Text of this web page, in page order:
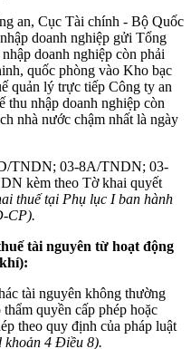
an, Cục Tài chính - Bộ Quốc
doanh nghiệp gửi Tổng
doanh nghiệp còn phải
quốc phòng vào Kho bạc
quản lý trực tiếp Công ty an
thu nhập doanh nghiệp còn
nhà nước chậm nhất là ngày
TNDN; 03-8A/TNDN; 03-
kèm theo Tờ khai quyết
thuế tại Phụ lục I ban hành
CP).
tài nguyên từ hoạt động
tài nguyên không thường
quyền cấp phép hoặc
theo quy định của pháp luật
khoản 4 Điều 8).